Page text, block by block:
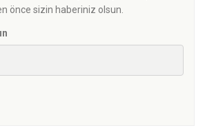
önce sizin haberiniz olsun.